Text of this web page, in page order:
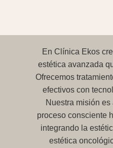
En Clínica Ekos
estética avanzada
Ofrecemos
efectivos con
Nuestra misión
proceso consciente
integrando la
estética